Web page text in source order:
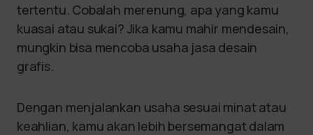
tertentu. Cobalah merenung, apa yang kamu
kuasai atau sukai? Jika kamu mahir mendesain,
mungkin bisa mencoba usaha jasa desain
grafis.
Dengan menjalankan usaha sesuai minat atau
keahlian, kamu akan lebih bersemangat dalam